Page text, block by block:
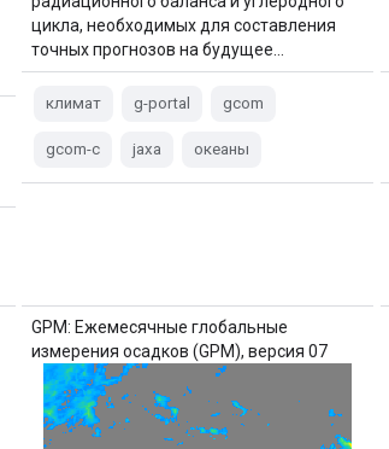
цикла, необходимых для составления
точных прогнозов на будущее…
климат g-portal gcom
gcom-c jaxa океаны
GPM: Ежемесячные глобальные
измерения осадков (GPM), версия 07